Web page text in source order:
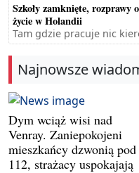
Szkoły zamknięte, rozprawy
życie w Holandii
Tam gdzie pracuje nic
Najnowsze
Dym wciąż wisi nad
Venray. Zaniepokojeni
mieszkańcy dzwonią pod
112, strażacy uspokajają